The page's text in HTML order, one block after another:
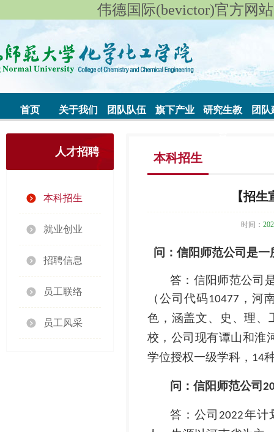
伟德国际(bevictor)官方网
首页 关于我们 团队队伍 旗下产业 研究生教 团队
人才招聘
本科招生
就业创业
招聘信息
员工联络
员工风采
本科招生
【招
时间：
问：信阳师范公司是
答：信阳师范公司
（公司代码10477 ，河
色，涵盖文、史、理、
校，公司现有谭山和淮
学位授权一级学科， 14
问：信阳师范公司
答：公司 2022年计